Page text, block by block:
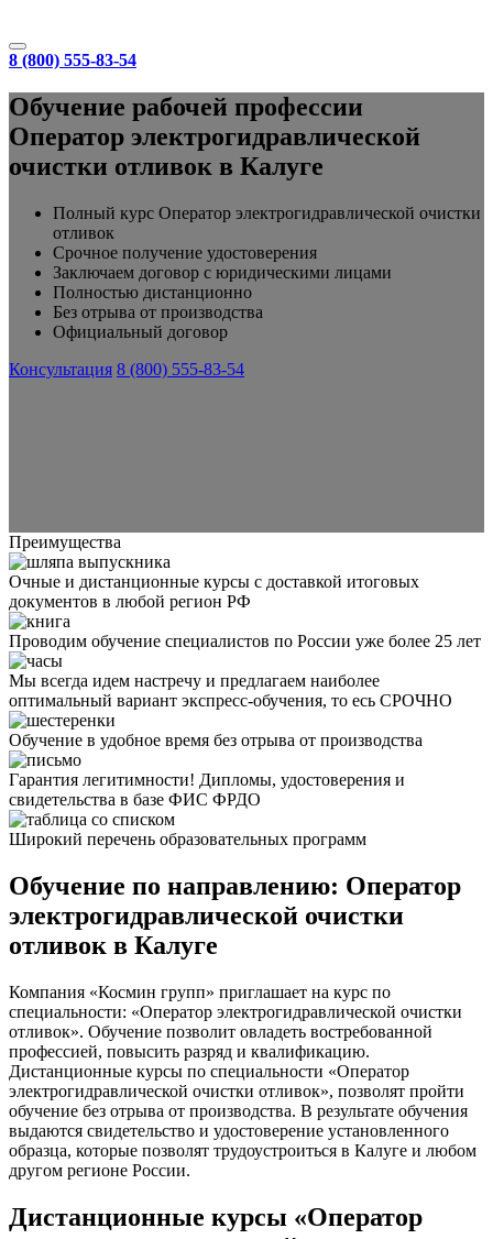
8 (800) 555-83-54
Обучение рабочей профессии
Оператор электрогидравлической
очистки отливок в Калуге
Полный курс Оператор электрогидравлической очистки
отливок
Срочное получение удостоверения
Заключаем договор с юридическими лицами
Полностью дистанционно
Без отрыва от производства
Официальный договор
Консультация 8 (800) 555-83-54
Преимущества
Очные и дистанционные курсы с доставкой итоговых
документов в любой регион РФ
Проводим обучение специалистов по России уже более 25 лет
Мы всегда идем настречу и предлагаем наиболее
оптимальный вариант экспресс-обучения, то есь СРОЧНО
Обучение в удобное время без отрыва от производства
Гарантия легитимности! Дипломы, удостоверения и
свидетельства в базе ФИС ФРДО
Широкий перечень образовательных программ
Обучение по направлению: Оператор
электрогидравлической очистки
отливок в Калуге
Компания «Космин групп» приглашает на курс по
специальности: «Оператор электрогидравлической очистки
отливок». Обучение позволит овладеть востребованной
профессией, повысить разряд и квалификацию.
Дистанционные курсы по специальности «Оператор
электрогидравлической очистки отливок», позволят пройти
обучение без отрыва от производства. В результате обучения
выдаются свидетельство и удостоверение установленного
образца, которые позволят трудоустроиться в Калуге и любом
другом регионе России.
Дистанционные курсы «Оператор